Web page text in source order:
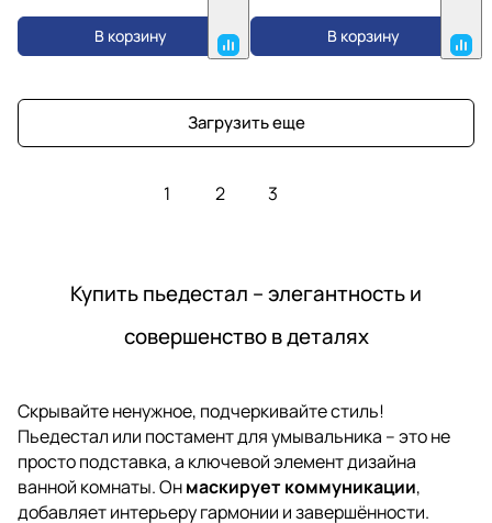
В корзину В корзину
Загрузить еще
1 2 3
Купить пьедестал – элегантность и
совершенство в деталях
Скрывайте ненужное, подчеркивайте стиль!
Пьедестал или постамент для умывальника – это не
просто подставка, а ключевой элемент дизайна
ванной комнаты. Онмаскирует коммуникации,
добавляет интерьеру гармонии и завершённости.